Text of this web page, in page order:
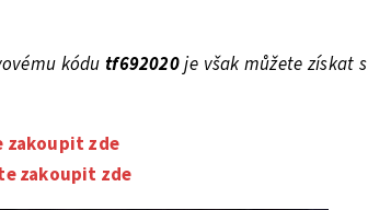
kódutf692020je však můžete získat s
zakoupit zde
zakoupit zde